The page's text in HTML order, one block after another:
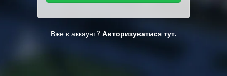
Вже є аккаунт? Авторизуватися тут.